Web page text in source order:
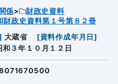
係
財政史資料
財政史資料第１号第８２冊
大蔵省 [資料作成年月日]
３年１０月１２日